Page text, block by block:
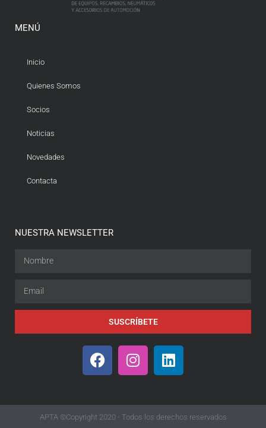
MENÚ
Inicio
Quienes Somos
Socios
Noticias
Novedades
Contacta
NUESTRA NEWSLETTER
SUSCRÍBETE
APTA ©Copyright 2020 - Todos los derechos reservados